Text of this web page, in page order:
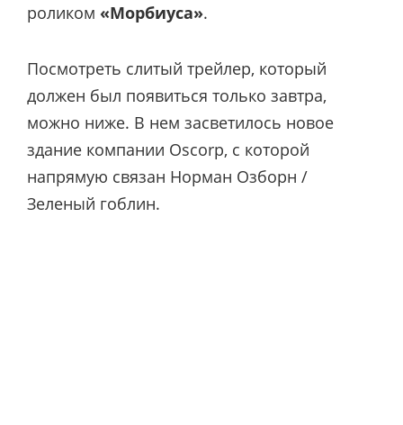
роликом «Морбиуса».
Посмотреть слитый трейлер, который
должен был появиться только завтра,
можно ниже. В нем засветилось новое
здание компании Oscorp, с которой
напрямую связан Норман Озборн /
Зеленый гоблин.